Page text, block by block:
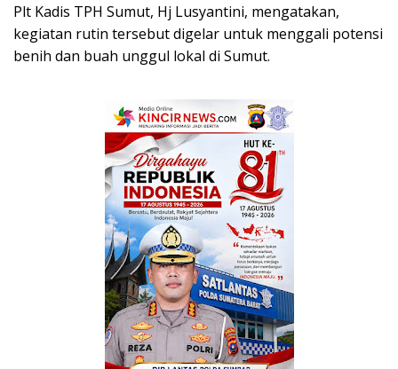
Plt Kadis TPH Sumut, Hj Lusyantini, mengatakan,
kegiatan rutin tersebut digelar untuk menggali potensi
benih dan buah unggul lokal di Sumut.